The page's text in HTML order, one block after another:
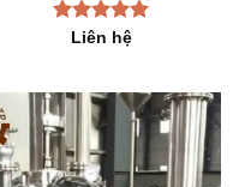
Rated 5.00
Liên hệ